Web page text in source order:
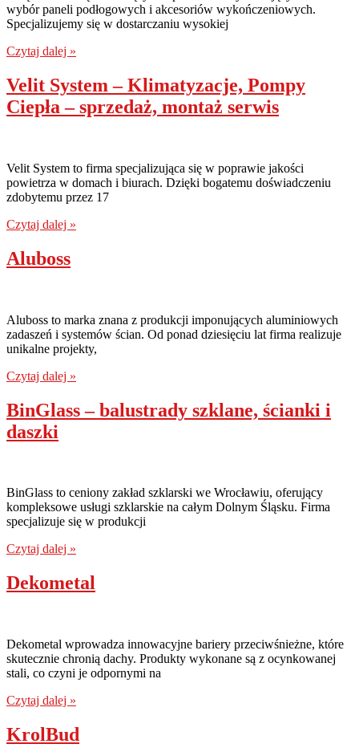
wybór paneli podłogowych i akcesoriów wykończeniowych.
Specjalizujemy się w dostarczaniu wysokiej
Czytaj dalej »
Velit System – Klimatyzacje, Pompy
Ciepła – sprzedaż, montaż serwis
Velit System to firma specjalizująca się w poprawie jakości
powietrza w domach i biurach. Dzięki bogatemu doświadczeniu
zdobytemu przez 17
Czytaj dalej »
Aluboss
Aluboss to marka znana z produkcji imponujących aluminiowych
zadaszeń i systemów ścian. Od ponad dziesięciu lat firma realizuje
unikalne projekty,
Czytaj dalej »
BinGlass – balustrady szklane, ścianki i
daszki
BinGlass to ceniony zakład szklarski we Wrocławiu, oferujący
kompleksowe usługi szklarskie na całym Dolnym Śląsku. Firma
specjalizuje się w produkcji
Czytaj dalej »
Dekometal
Dekometal wprowadza innowacyjne bariery przeciwśnieżne, które
skutecznie chronią dachy. Produkty wykonane są z ocynkowanej
stali, co czyni je odpornymi na
Czytaj dalej »
KrolBud